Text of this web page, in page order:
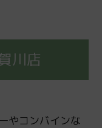
川店
やコンバインな